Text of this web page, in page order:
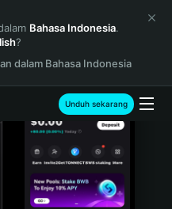
Bahasa Indonesia.
?
dalam Bahasa Indonesia
Unduh sekarang